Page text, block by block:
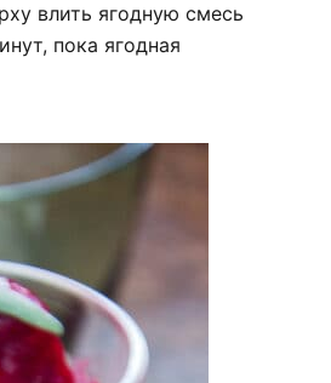
влить ягодную смесь
пока ягодная